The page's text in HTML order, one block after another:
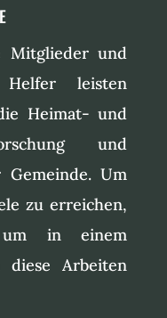
Mitglieder und
Helfer leisten
Heimat- und
und
Um
zu erreichen,
in einem
diese Arbeiten